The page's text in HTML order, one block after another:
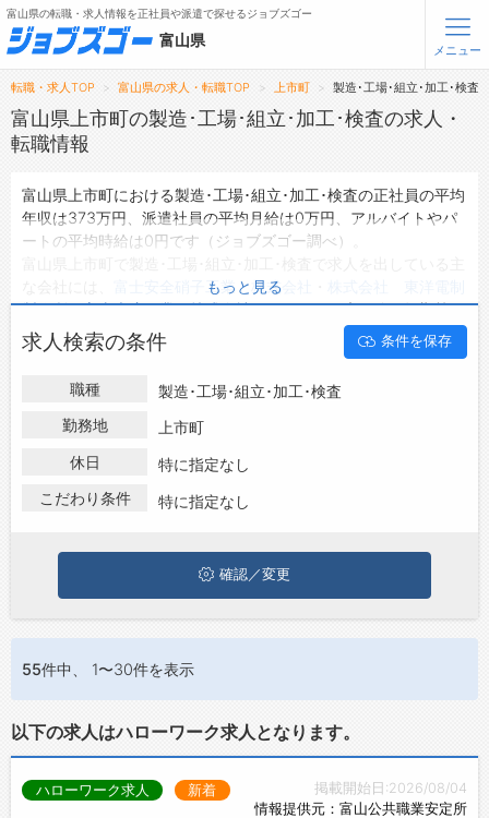
無料会員登録 ログイン
トップ
詳細情報で求人を探す
転職支援サービスについて
転職ノウハウ(応募書類の書き方・面接対策など)
転職・採用コラム
ジョブズゴーについて
お問い合わせ
富山県の転職・求人情報を正社員や派遣で探せるジョブズゴー
富山県
メニュー
転職・求人TOP 富山県の求人・転職TOP 上市町 製造･工場･組立･加工･検査
富山県上市町の製造･工場･組立･加工･検査の求人・
転職情報
富山県上市町における製造･工場･組立･加工･検査の正社員の平均
年収は373万円、派遣社員の平均月給は0万円、アルバイトやパ
ートの平均時給は0円です（ジョブズゴー調べ）。
富士安全硝子工業 株式会社
製作所・富山大扇工業 株式会社などがあり、未経験や短期等ご
希望の条件で絞り込みができます。
富山県上市町の地域密着型の求人サイトであるジョブズゴーでは
富山県上市町の求人情報を25件取り扱っており、そのうち
員の求人は24件、 派遣社員の求人は0件、 アルバイト・パートの
は0件です。
第二新卒から50代・60代以上の方の再就職も可能です。 富山県
上市町で製造･工場･組立･加工･検査の求人・転職情報を探してい
る方は、ぜひ興味のある職種に応募してみてくださいね。
もっと見る
求人検索の条件 条件を保存
職種
製造･工場･組立･加工･検査
勤務地
上市町
休日
特に指定なし
こだわり条件
特に指定なし
確認／変更
55件中、 1〜30件を表示
以下の求人はハローワーク求人となります。
掲載開始日:2026/08/04
情報提供元：富山公共職業安定所
ハローワーク求人 新着